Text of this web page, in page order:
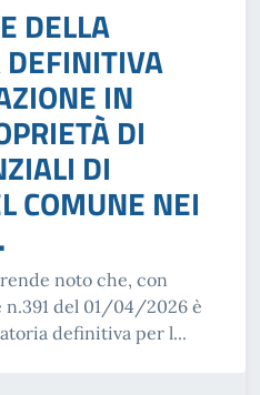
DELLA
DEFINITIVA
IN
DI
DI
COMUNE NEI
noto che, con
del 01/04/2026 è
definitiva per l...